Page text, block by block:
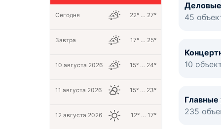
45
10
235
Сегодня 22° … 27°
Завтра 17° … 25°
10 августа 2026 15° … 24°
11 августа 2026 15° … 23°
12 августа 2026 12° … 17°